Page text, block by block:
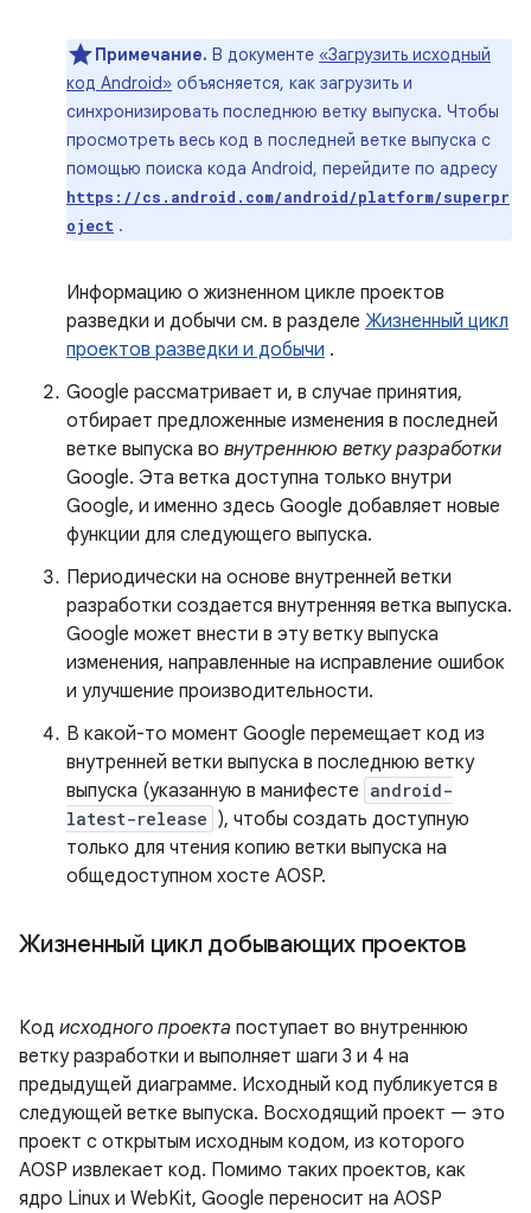
Примечание. В документе «Загрузить исходный
код Android» объясняется, как загрузить и
синхронизировать последнюю ветку выпуска. Чтобы
просмотреть весь код в последней ветке выпуска с
помощью поиска кода Android, перейдите по адресу
https://cs.android.com/android/platform/superpr
oject .
Информацию о жизненном цикле проектов
разведки и добычи см. в разделе Жизненный цикл
проектов разведки и добычи .
Google рассматривает и, в случае принятия,
отбирает предложенные изменения в последней
ветке выпуска во внутреннюю ветку разработки
Google. Эта ветка доступна только внутри
Google, и именно здесь Google добавляет новые
функции для следующего выпуска.
Периодически на основе внутренней ветки
разработки создается внутренняя ветка выпуска.
Google может внести в эту ветку выпуска
изменения, направленные на исправление ошибок
и улучшение производительности.
В какой-то момент Google перемещает код из
внутренней ветки выпуска в последнюю ветку
выпуска (указанную в манифесте android-
latest-release ), чтобы создать доступную
только для чтения копию ветки выпуска на
общедоступном хосте AOSP.
Жизненный цикл добывающих проектов
Код исходного проекта поступает во внутреннюю
ветку разработки и выполняет шаги 3 и 4 на
предыдущей диаграмме. Исходный код публикуется в
следующей ветке выпуска. Восходящий проект — это
проект с открытым исходным кодом, из которого
AOSP извлекает код. Помимо таких проектов, как
ядро ​​Linux и WebKit, Google переносит на AOSP